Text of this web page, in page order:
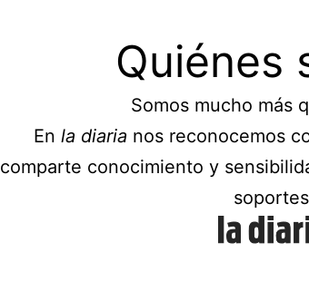
Quiénes
Somos mucho más
En la diaria nos reconocemos
comparte conocimiento y